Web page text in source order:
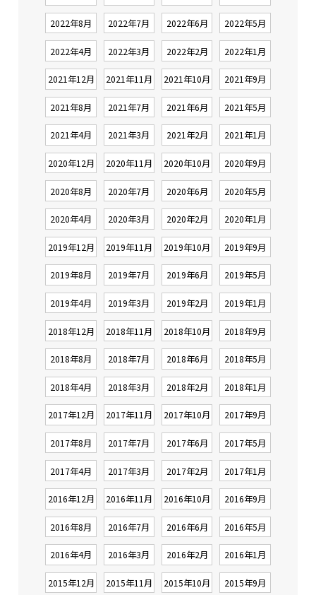
2022年8月 2022年7月 2022年6月 2022年5月
2022年4月 2022年3月 2022年2月 2022年1月
2021年12月 2021年11月 2021年10月 2021年9月
2021年8月 2021年7月 2021年6月 2021年5月
2021年4月 2021年3月 2021年2月 2021年1月
2020年12月 2020年11月 2020年10月 2020年9月
2020年8月 2020年7月 2020年6月 2020年5月
2020年4月 2020年3月 2020年2月 2020年1月
2019年12月 2019年11月 2019年10月 2019年9月
2019年8月 2019年7月 2019年6月 2019年5月
2019年4月 2019年3月 2019年2月 2019年1月
2018年12月 2018年11月 2018年10月 2018年9月
2018年8月 2018年7月 2018年6月 2018年5月
2018年4月 2018年3月 2018年2月 2018年1月
2017年12月 2017年11月 2017年10月 2017年9月
2017年8月 2017年7月 2017年6月 2017年5月
2017年4月 2017年3月 2017年2月 2017年1月
2016年12月 2016年11月 2016年10月 2016年9月
2016年8月 2016年7月 2016年6月 2016年5月
2016年4月 2016年3月 2016年2月 2016年1月
2015年12月 2015年11月 2015年10月 2015年9月